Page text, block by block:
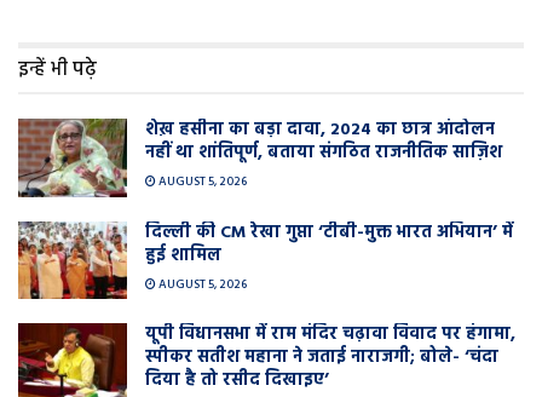
इन्हें भी पढ़े
शेख़ हसीना का बड़ा दावा, 2024 का छात्र आंदोलन
नहीं था शांतिपूर्ण, बताया संगठित राजनीतिक साज़िश
AUGUST 5, 2026
दिल्ली की CM रेखा गुप्ता ‘टीबी-मुक्त भारत अभियान’ में
हुई शामिल
AUGUST 5, 2026
यूपी विधानसभा में राम मंदिर चढ़ावा विवाद पर हंगामा,
स्पीकर सतीश महाना ने जताई नाराजगी; बोले- ‘चंदा
दिया है तो रसीद दिखाइए’